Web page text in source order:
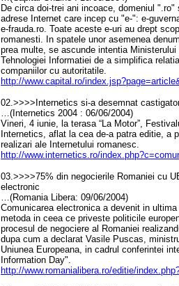
De circa doi-trei ani incoace, domeniul
adrese Internet care incep cu "e-": e-
e-frauda.ro. Toate aceste e-uri au drept
romanesti. In spatele unor asemenea
prea multe, se ascunde intentia
Tehnologiei Informatiei de a simplifica
companiilor cu autoritatile.
http://www.capital.ro/
02.>>>>Internetics si-a desemnat
…(Internetics 2004 : 06/06/2004)
Vineri, 4 iunie, la terasa “La Motor”,
Internetics, aflat la cea de-a patra editie, a
realizari ale Internetului romanesc.
http://www.internetics.ro/
03.>>>>75% din negocierile Romaniei cu
electronic
…(Romania Libera: 09/06/2004)
Comunicarea electronica a devenit in
metoda in ceea ce priveste politicile
procesul de negociere al Romaniei
dupa cum a declarat Vasile Puscas,
Uniunea Europeana, in cadrul conferintei
Information Day".
http://www.romanialibera.ro/editie/